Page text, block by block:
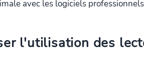
avec les logiciels professionnels
l'utilisation des